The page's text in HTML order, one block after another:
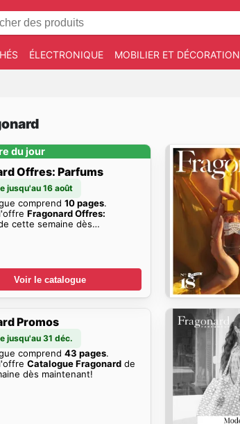
ÉLECTRONIQUE MOBILIER ET DÉCORATION
du jour
Offres: Parfums
jusqu'au 16 août
comprend 10 pages.
Fragonard Offres:
cette semaine dès
Voir le catalogue
Promos
jusqu'au 31 déc.
comprend 43 pages.
Catalogue Fragonardde
dès maintenant!